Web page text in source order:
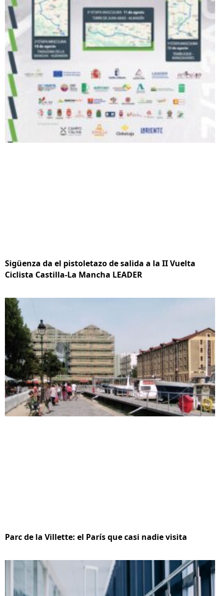
Sigüenza da el pistoletazo de salida a la II Vuelta
Ciclista Castilla-La Mancha LEADER
Parc de la Villette: el París que casi nadie visita